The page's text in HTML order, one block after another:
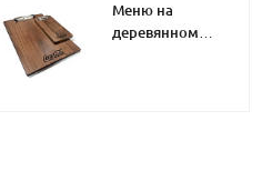
Меню на
деревянном